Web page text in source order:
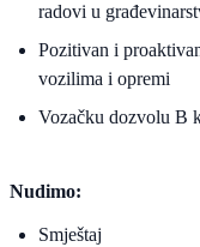
radovi u
Pozitivan i
vozilima i opremi
Vozačku dozvolu B
Nudimo:
Smještaj